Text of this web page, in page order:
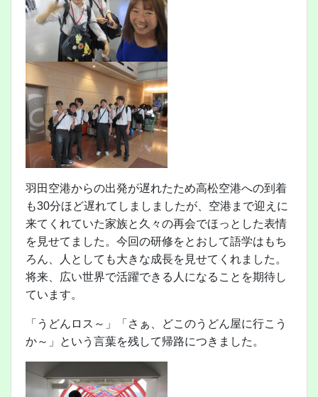
羽田空港からの出発が遅れたため高松空港への到着
も30分ほど遅れてしましましたが、空港まで迎えに
来てくれていた家族と久々の再会でほっとした表情
を見せてました。今回の研修をとおして語学はもち
ろん、人としても大きな成長を見せてくれました。
将来、広い世界で活躍できる人になることを期待し
ています。
「うどんロス～」「さぁ、どこのうどん屋に行こう
か～」という言葉を残して帰路につきました。